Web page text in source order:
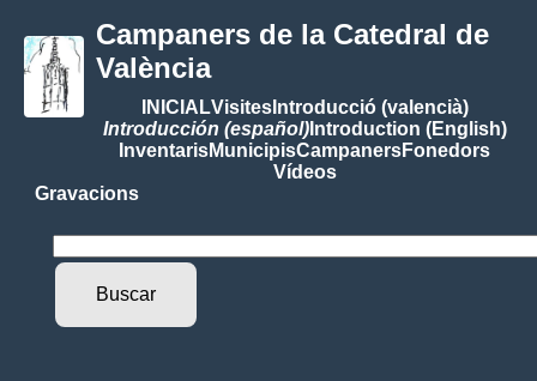
Campaners de la Catedral de
València
INICIALVisitesIntroducció (valencià)
Introducción (español)Introduction (English)
InventarisMunicipisCampanersFonedors
Vídeos
Gravacions